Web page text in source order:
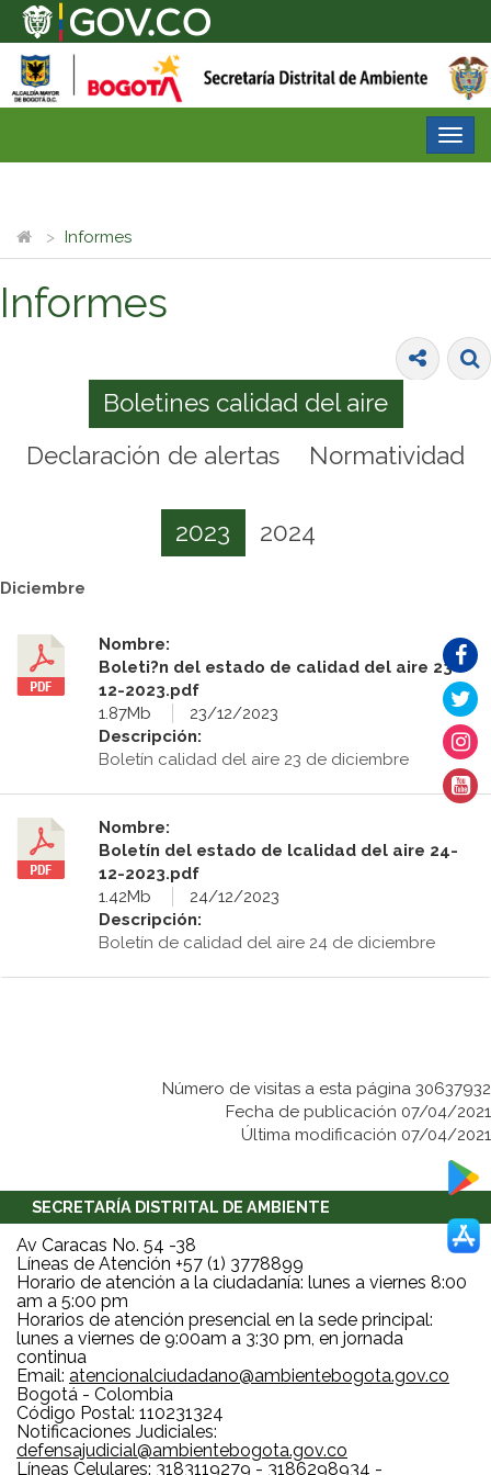
Informes
Informes
Boletines calidad del aire
Declaración de alertas
Normatividad
2023 2024
Diciembre
Nombre:
Boleti?n del estado de calidad del aire 23-
12-2023.pdf
1.87Mb
23/12/2023
Descripción:
Boletín calidad del aire 23 de diciembre
Nombre:
Boletín del estado de lcalidad del aire 24-
12-2023.pdf
1.42Mb
24/12/2023
Descripción:
Boletín de calidad del aire 24 de diciembre
Número de visitas a esta página 30637932
Fecha de publicación 07/04/2021
Última modificación 07/04/2021
SECRETARÍA DISTRITAL DE AMBIENTE
Av Caracas No. 54 -38
Líneas de Atención +57 (1) 3778899
Horario de atención a la ciudadanía: lunes a viernes 8:00
am a 5:00 pm
Horarios de atención presencial en la sede principal:
lunes a viernes de 9:00am a 3:30 pm, en jornada
continua
Email: atencionalciudadano@ambientebogota.gov.co
Bogotá - Colombia
Código Postal: 110231324
Notificaciones Judiciales:
defensajudicial@ambientebogota.gov.co
Líneas Celulares: 3183119279 - 3186298934 -